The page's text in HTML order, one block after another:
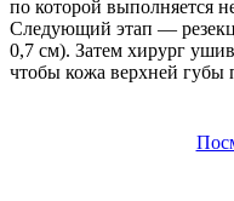
по которой выполняется
Следующий этап —
0,7 см). Затем хирург
чтобы кожа верхней губы